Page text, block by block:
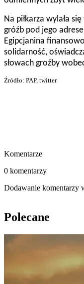
Na piłkarza wylała
gróźb pod jego
Egipcjanina
solidarność,
słowach groźby
Źródło: PAP, twitter
Komentarze
0 komentarzy
Dodawanie komentarzy
Polecane